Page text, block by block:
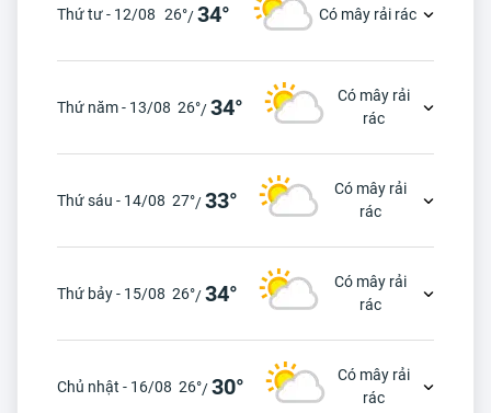
Thứ tư - 12/08 26°/34° Có mây rải rác
Thứ năm - 13/08 26°/34°
Có mây rải
rác
Thứ sáu - 14/08 27°/33°
Có mây rải
rác
Thứ bảy - 15/08 26°/34°
Có mây rải
rác
Chủ nhật - 16/08 26°/30°
Có mây rải
rác